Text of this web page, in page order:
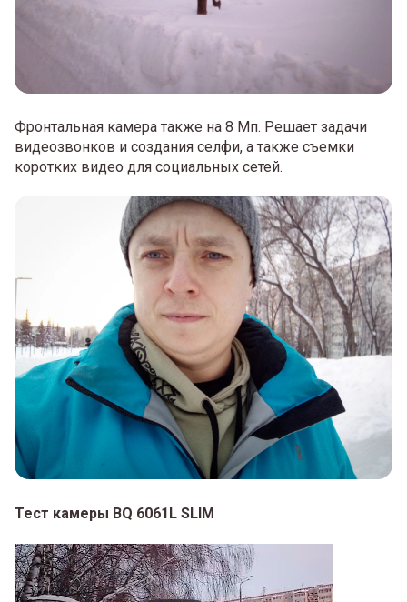
Фронтальная камера также на 8 Мп. Решает задачи
видеозвонков и создания селфи, а также съемки
коротких видео для социальных сетей.
Тест камеры BQ 6061L SLIM